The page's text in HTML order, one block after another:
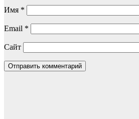
Имя *
Email *
Сайт